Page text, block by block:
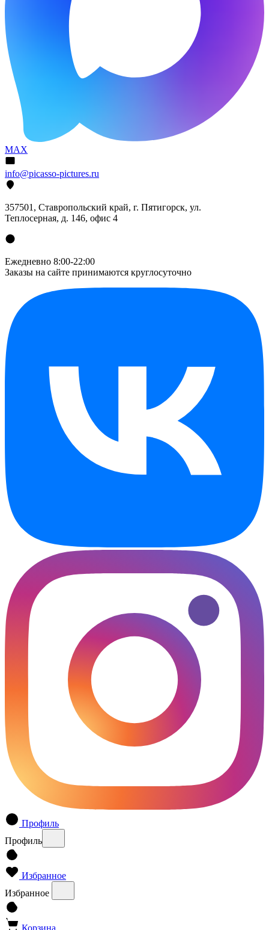
MAX
info@picasso-pictures.ru
357501, Ставропольский край, г. Пятигорск, ул.
Теплосерная, д. 146, офис 4
Ежедневно 8:00-22:00
Заказы на сайте принимаются круглосуточно
Профиль
Профиль
Избранное
Избранное